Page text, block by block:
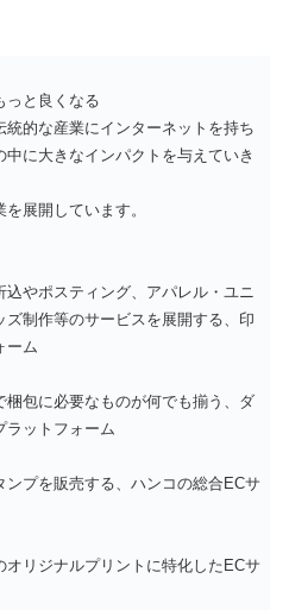
っと良くなる
的な産業にインターネットを持ち
に大きなインパクトを与えていき
展開しています。
やポスティング、アパレル・ユニ
制作等のサービスを展開する、印
ーム
包に必要なものが何でも揃う、ダ
ラットフォーム
プを販売する、ハンコの総合ECサ
オリジナルプリントに特化したECサ